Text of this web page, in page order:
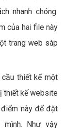
nhanh chóng.
của hai file này
trang web sáp
thiết kế một
thiết kế website
này để đặt
Như vậy